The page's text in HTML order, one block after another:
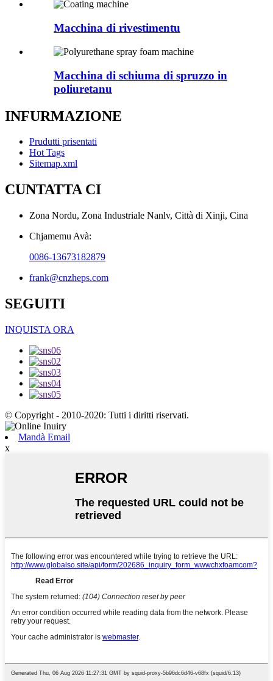
Macchina di rivestimentu
Macchina di schiuma di spruzzo in
poliuretanu
INFURMAZIONE
Prudutti prisentati
Hot Tags
Sitemap.xml
CUNTATTA CI
Zona Nordu, Zona Industriale Nanlv, Città di Xinji, Cina
Chjamemu Avà:
0086-13673182879
frank@cnzheps.com
SEGUITI
INQUISTA ORA
© Copyright - 2010-2020: Tutti i diritti riservati.
Mandà Email
x